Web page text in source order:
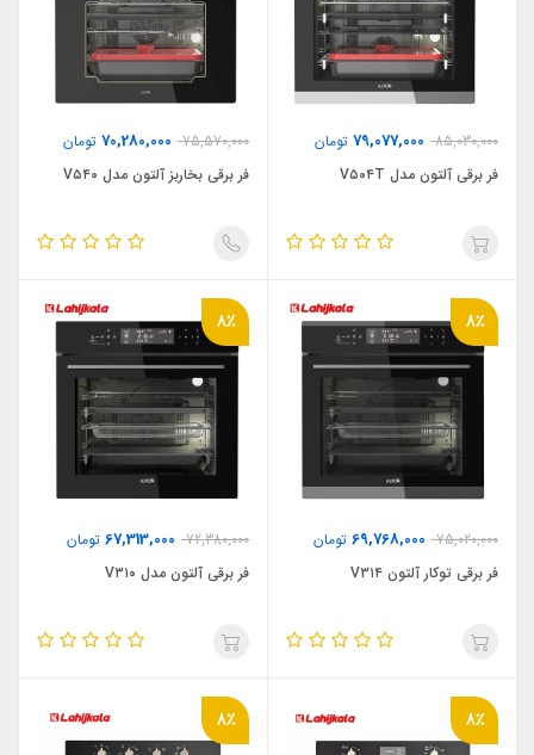
85,030,000
79,077,000 تومان
فر برقی آلتون مدل V۵۰۴T
75,570,000
70,280,000 تومان
فر برقی بخاربز آلتون مدل V۵۴۰
8٪
75,020,000
69,768,000 تومان
فر برقی توکار آلتون V۳۱۴
8٪
72,380,000
67,313,000 تومان
فر برقی آلتون مدل V۳۱۰
8٪ 8٪